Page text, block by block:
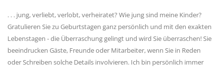
. . . jung, verliebt, verlobt, verheiratet? Wie jung sind meine Kinder?
Gratulieren Sie zu Geburtstagen ganz persönlich und mit den exakten
Lebenstagen - die Überraschung gelingt und wird Sie überraschen! Sie
beeindrucken Gäste, Freunde oder Mitarbeiter, wenn Sie in Reden
oder Schreiben solche Details involvieren. Ich bin persönlich immer